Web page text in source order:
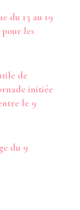
du 13 au 19
les
de
initiée
le 9
du 9